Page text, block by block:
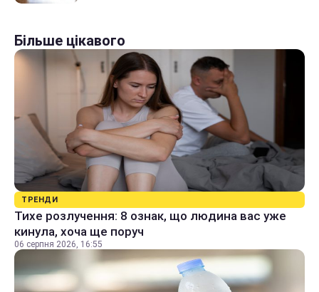
Більше цікавого
ТРЕНДИ
Тихе розлучення: 8 ознак, що людина вас уже
кинула, хоча ще поруч
06 серпня 2026, 16:55